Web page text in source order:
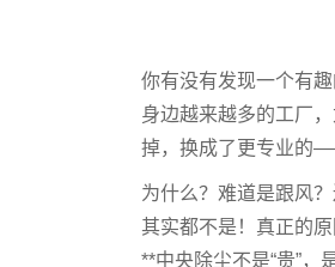
你有没有发现一个有趣
身边越来越多的工厂
掉，换成了更专业的
为什么？难道是跟风
其实都不是！真正的
**中央除尘不是“贵”，